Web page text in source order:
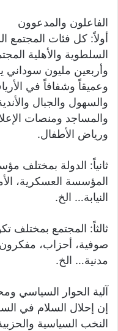
الفاعلون والمدعوون
أولاً: كل فئات المجتمع
السلطوية والأهلية
وأربعين مليون سوداني
وعميقاً وشفافاً في
والسهول والجبال
والمساجد ومنصات
ورياض الأطفال.
ثانياً: الدولة بمختلف
المؤسسة العسكرية،
النيابة… الخ.
ثالثاً: المجتمع بمختلف
صوفية، أحزاب،
مدنية… الخ.
آلية الحوار السياسي
إن إحلال السلام في
النخب السياسية